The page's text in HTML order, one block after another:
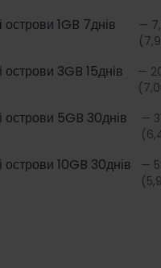
острови 1GB 7днів
—
острови 3GB 15днів
—
острови 5GB 30днів
—
острови 10GB 30днів
—